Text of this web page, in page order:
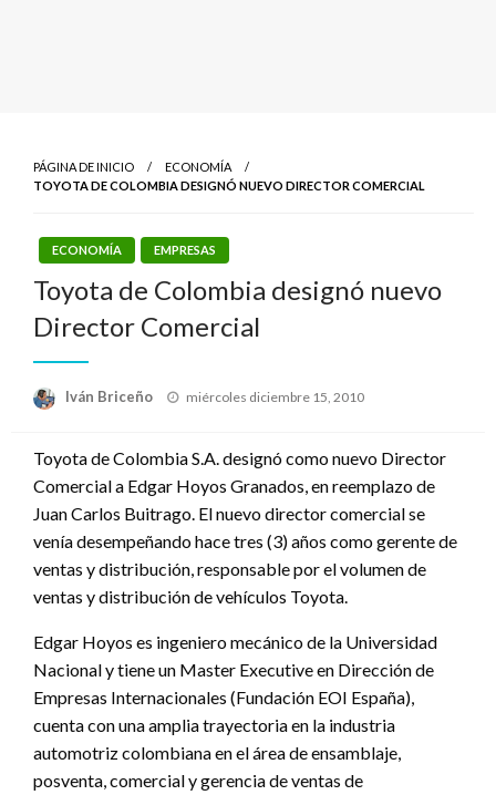
PÁGINA DE INICIO
ECONOMÍA
TOYOTA DE COLOMBIA DESIGNÓ NUEVO DIRECTOR COMERCIAL
ECONOMÍA EMPRESAS
Toyota de Colombia designó nuevo
Director Comercial
Iván Briceño
Publicado
miércoles diciembre 15, 2010
Toyota de Colombia S.A. designó como nuevo Director
Comercial a Edgar Hoyos Granados, en reemplazo de
Juan Carlos Buitrago. El nuevo director comercial se
venía desempeñando hace tres (3) años como gerente de
ventas y distribución, responsable por el volumen de
ventas y distribución de vehículos Toyota.
Edgar Hoyos es ingeniero mecánico de la Universidad
Nacional y tiene un Master Executive en Dirección de
Empresas Internacionales (Fundación EOI España),
cuenta con una amplia trayectoria en la industria
automotriz colombiana en el área de ensamblaje,
posventa, comercial y gerencia de ventas de